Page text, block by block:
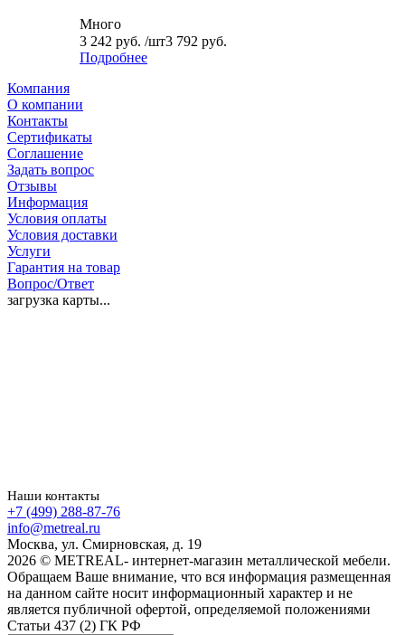
Много
3 242 руб. /шт3 792 руб.
Подробнее
Компания
О компании
Контакты
Сертификаты
Соглашение
Задать вопрос
Отзывы
Информация
Условия оплаты
Условия доставки
Услуги
Гарантия на товар
Вопрос/Ответ
загрузка карты...
Наши контакты
+7 (499) 288-87-76
info@metreal.ru
Москва, ул. Смирновская, д. 19
2026 © METREAL- интернет-магазин металлической мебели.
Обращаем Ваше внимание, что вся информация размещенная
на данном сайте носит информационный характер и не
является публичной офертой, определяемой положениями
Статьи 437 (2) ГК РФ